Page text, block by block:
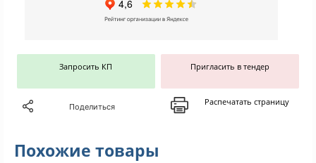
Запросить КП Пригласить в тендер
Поделиться Распечатать страницу
Похожие товары